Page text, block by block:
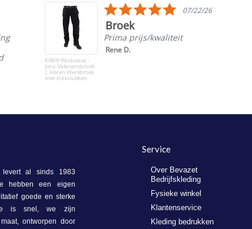
KRB® Workwear -
Jens Vakmansbroek
| Heren Werkbroek
met kniestukken
5.0
star
07/22/26
Broek
Prima prijs/kwaliteit
Rene D.
Service
Over Bevazet
Bedrijfskleding
Fysieke winkel
Klantenservice
Kleding bedrukken
levert al sinds 1983
hebben een eigen
goede en sterke
is snel, we zijn
ontworpen door